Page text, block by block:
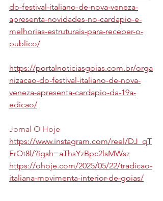
do-festival-italiano-de-nova-veneza-
apresenta-novidades-no-cardapio-e-
melhorias-estruturais-para-receber-o-
publico/
https://portalnoticiasgoias.com.br/orga
nizacao-do-festival-italiano-de-nova-
veneza-apresenta-cardapio-da-19a-
edicao/
Jornal O Hoje
https://www.instagram.com/reel/DJ_qT
ErOt8l/?igsh=aThsYzBpc2lsMWsz
https://ohoje.com/2025/05/22/tradicao-
italiana-movimenta-interior-de-goias/